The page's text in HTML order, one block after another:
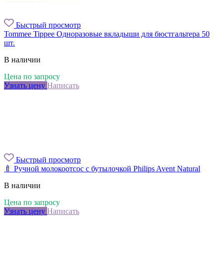
Быстрый просмотр
Tommee Tippee Одноразовые вкладыши для бюстгальтера 50
шт.
В наличии
Цена по запросу
Узнать цену Написать
Быстрый просмотр
🍼 Ручной молокоотсос с бутылочкой Philips Avent Natural
В наличии
Цена по запросу
Узнать цену Написать